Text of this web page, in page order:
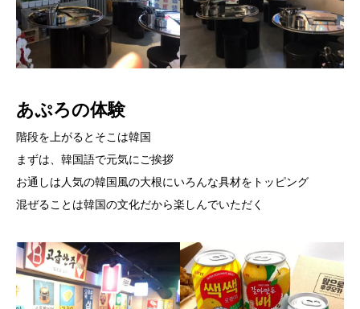
あぷろの体験
階段を上がるとそこは韓国
まずは、韓国語で元気にご挨拶
お通しは人気の韓国風の大根にいろんな具材をトッピング
混ぜることは韓国の文化だから楽しんでいただく